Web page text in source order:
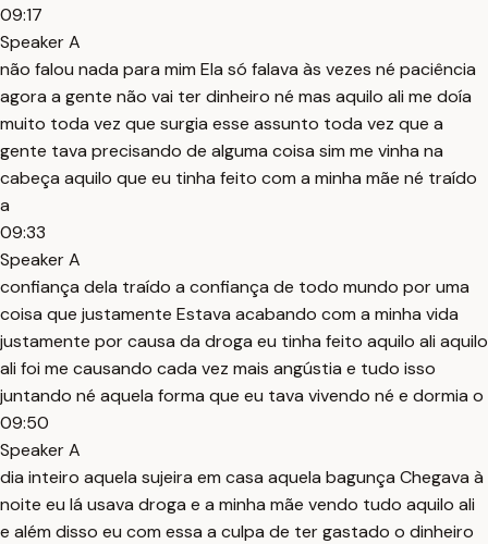
09:17
Speaker A
não falou nada para mim Ela só falava às vezes né paciência
agora a gente não vai ter dinheiro né mas aquilo ali me doía
muito toda vez que surgia esse assunto toda vez que a
gente tava precisando de alguma coisa sim me vinha na
cabeça aquilo que eu tinha feito com a minha mãe né traído
a
09:33
Speaker A
confiança dela traído a confiança de todo mundo por uma
coisa que justamente Estava acabando com a minha vida
justamente por causa da droga eu tinha feito aquilo ali aquilo
ali foi me causando cada vez mais angústia e tudo isso
juntando né aquela forma que eu tava vivendo né e dormia o
09:50
Speaker A
dia inteiro aquela sujeira em casa aquela bagunça Chegava à
noite eu lá usava droga e a minha mãe vendo tudo aquilo ali
e além disso eu com essa a culpa de ter gastado o dinheiro